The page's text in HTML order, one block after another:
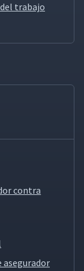
02:23
02:12
del trabajo
contra
asegurador